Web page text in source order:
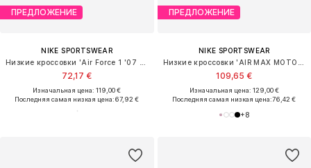
ПРЕДЛОЖЕНИЕ
NIKE SPORTSWEAR
72,17 €
Изначальная цена: 119,00 €
Последняя самая низкая цена:67,92 €
ПРЕДЛОЖЕНИЕ
NIKE SPORTSWEAR
109,65 €
Изначальная цена: 129,00 €
Последняя самая низкая цена:76,42 €
+8